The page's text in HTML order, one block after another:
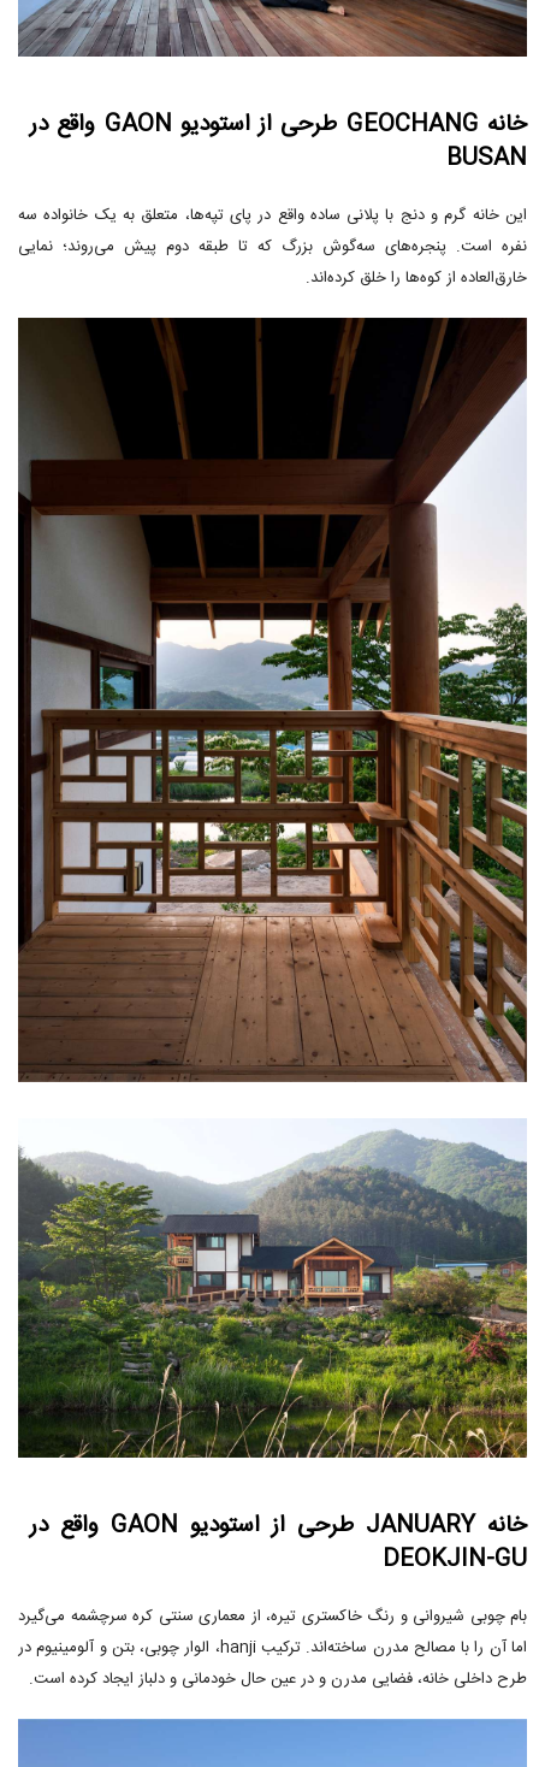
خانه GEOCHANG طرحی از استودیو GAON واقع در
BUSAN
این خانه گرم و دنج با پلانی ساده واقع در پای تپه‌ها، متعلق به یک خانواده سه
نفره است. پنجره‌های سه‌گوش بزرگ که تا طبقه دوم پیش می‌روند؛ نمایی
خارق‌العاده از کوه‌ها را خلق کرده‌اند.
خانه JANUARY طرحی از استودیو GAON واقع در
DEOKJIN-GU
بام چوبی شیروانی و رنگ خاکستری تیره، از معماری سنتی کره سرچشمه می‌گیرد
اما آن را با مصالح مدرن ساخته‌اند. ترکیب hanji، الوار چوبی، بتن و آلومینیوم در
طرح داخلی خانه، فضایی مدرن و در عین حال خودمانی و دلباز ایجاد کرده است.